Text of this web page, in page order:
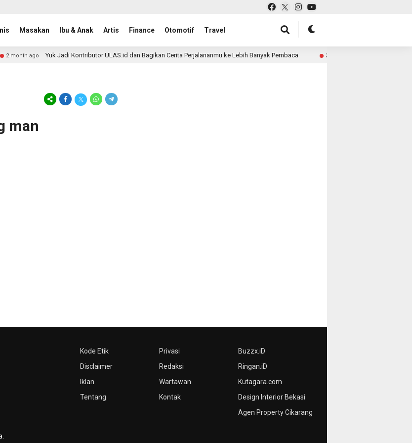
Masakan Ibu & Anak Artis Finance Otomotif Travel
2 month ago Yuk Jadi Kontributor ULAS.id dan Bagikan Cerita Perjalananmu ke Lebih Banyak Pembaca 3 month ago
man
Kode Etik
Disclaimer
Iklan
Tentang
Privasi
Redaksi
Wartawan
Kontak
Buzzx.iD
Ringan.iD
Kutagara.com
Design Interior Bekasi
Agen Property Cikarang